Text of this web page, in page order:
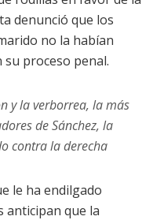
denunció que los
no la habían
proceso penal.
y la verborrea, la más
de Sánchez, la
contra la derecha
le ha endilgado
anticipan que la